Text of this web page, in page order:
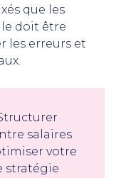
que les
doit être
les erreurs et
salaires
votre
stratégie